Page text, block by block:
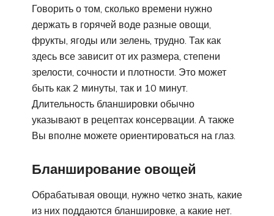
Говорить о том, сколько времени нужно
держать в горячей воде разные овощи,
фрукты, ягоды или зелень, трудно. Так как
здесь все зависит от их размера, степени
зрелости, сочности и плотности. Это может
быть как 2 минуты, так и 10 минут.
Длительность бланшировки обычно
указывают в рецептах консервации. А также
Вы вполне можете ориентироваться на глаз.
Бланширование овощей
Обрабатывая овощи, нужно четко знать, какие
из них поддаются бланшировке, а какие нет.